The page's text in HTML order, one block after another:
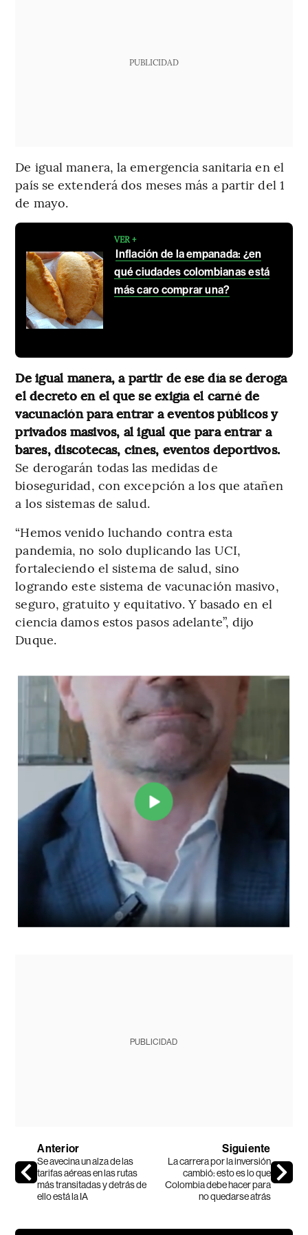
PUBLICIDAD
De igual manera, la emergencia sanitaria en el
país se extenderá dos meses más a partir del 1
de mayo.
VER +
Inflación de la empanada: ¿en
qué ciudades colombianas está
más caro comprar una?
De igual manera, a partir de ese día se deroga
el decreto en el que se exigía el carné de
vacunación para entrar a eventos públicos y
privados masivos, al igual que para entrar a
bares, discotecas, cines, eventos deportivos.
Se derogarán todas las medidas de
bioseguridad, con excepción a los que atañen
a los sistemas de salud.
“Hemos venido luchando contra esta
pandemia, no solo duplicando las UCI,
fortaleciendo el sistema de salud, sino
logrando este sistema de vacunación masivo,
seguro, gratuito y equitativo. Y basado en el
ciencia damos estos pasos adelante”, dijo
Duque.
PUBLICIDAD
Anterior
Se avecina un alza de las
tarifas aéreas en las rutas
más transitadas y detrás de
ello está la IA
Siguiente
La carrera por la inversión
cambió: esto es lo que
Colombia debe hacer para
no quedarse atrás